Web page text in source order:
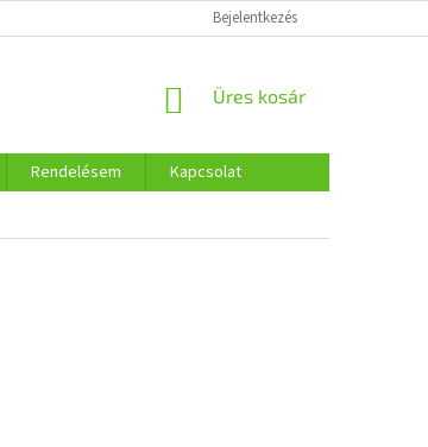
Bejelentkezés
KOSÁR
Üres kosár
Rendelésem
Kapcsolat